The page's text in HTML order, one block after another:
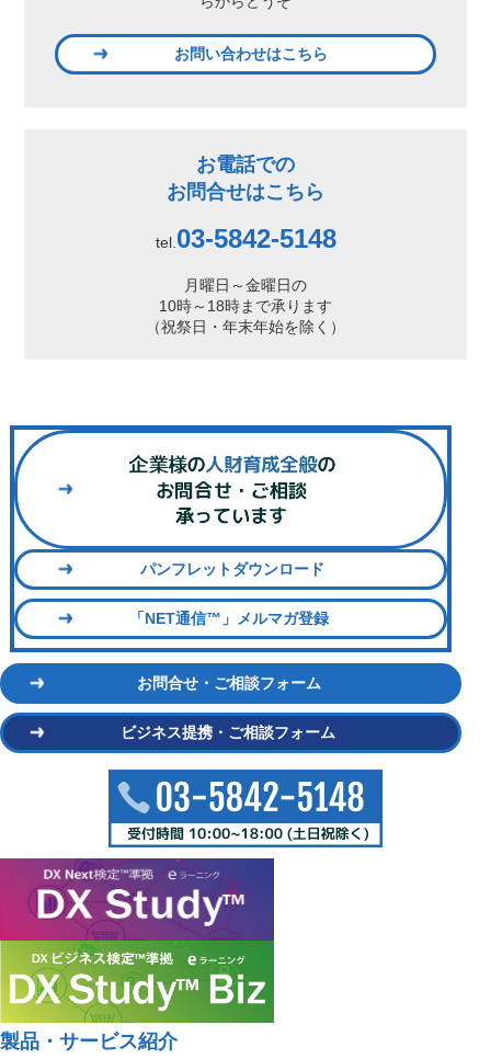
お問い合わせはこちら
お電話での
お問合せはこちら
tel. 03-5842-5148
月曜日～金曜日の
10時～18時まで承ります
（祝祭日・年末年始を除く）
パンフレットダウンロード
「NET通信™」メルマガ登録
お問合せ・ご相談フォーム
ビジネス提携・ご相談フォーム
製品・サービス紹介